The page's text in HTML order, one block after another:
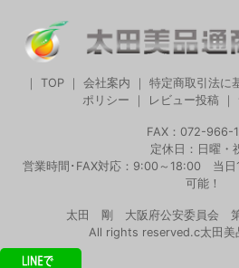
TOP 会社案内 特定商取引法に
ポリシー
レビュー投稿｜
FAX：072-966-
定休日：日曜・
営業時間･FAX対応：9:00～18:00 当日
可能！
太田 剛 大阪府公安委員会
All rights reserved.c太田美